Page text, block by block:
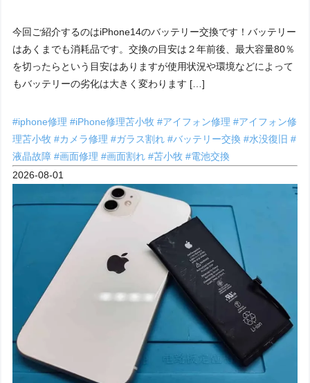
今回ご紹介するのはiPhone14のバッテリー交換です！バッテリー
はあくまでも消耗品です。交換の目安は２年前後、最大容量80％
を切ったらという目安はありますが使用状況や環境などによって
もバッテリーの劣化は大きく変わります […]
#iphone修理#iPhone修理苫小牧#アイフォン修理#アイフォン修
理苫小牧#カメラ修理#ガラス割れ#バッテリー交換#水没復旧#
液晶故障#画面修理#画面割れ#苫小牧#電池交換
2026-08-01